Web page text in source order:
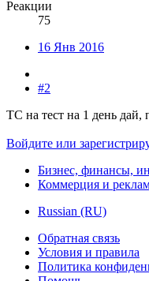
Реакции
75
16 Янв 2016
#2
ТС на тест на 1 день дай,
Войдите или
Бизнес, финансы,
Коммерция и
Russian (RU)
Обратная связь
Условия и правила
Политика